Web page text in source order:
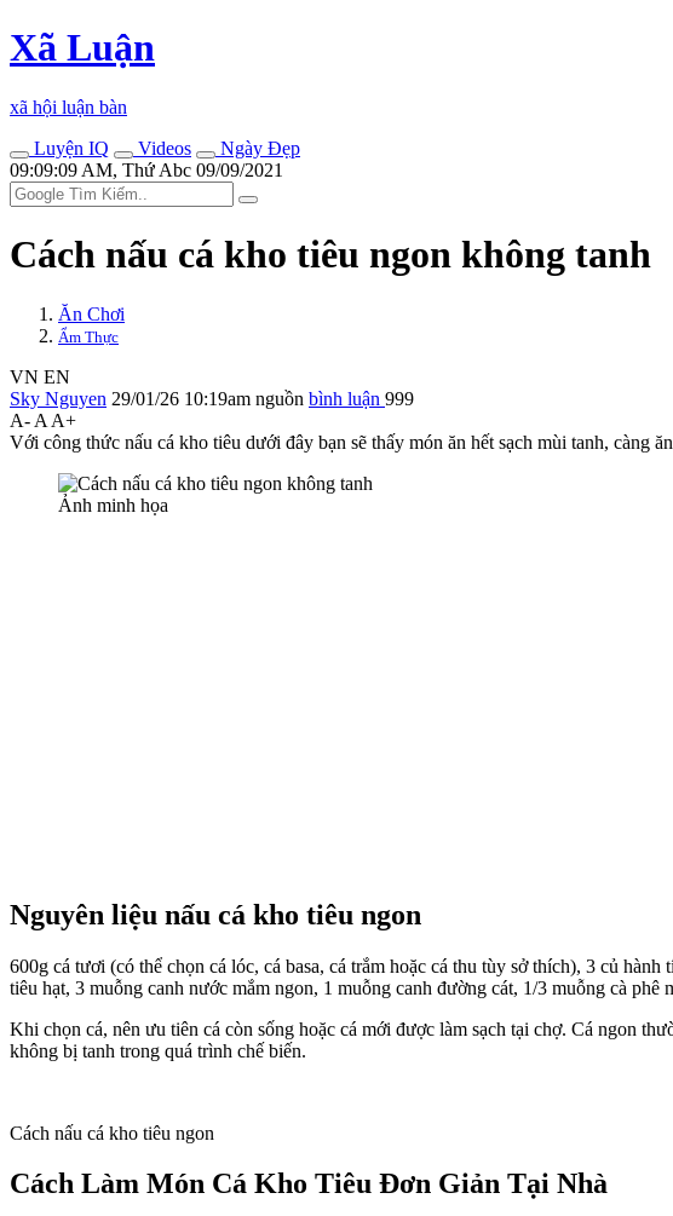
Xã Luận
xã hội luận bàn
Luyện IQ
Videos
Ngày Đẹp
09:09:09 AM, Thứ Abc 09/09/2021
Cách nấu cá kho tiêu ngon không tanh
Ăn Chơi
Ẩm Thực
VN EN
Sky Nguyen 29/01/26 10:19am nguồn bình luận 999
A- A A+
Với công thức nấu cá kho tiêu dưới đây bạn sẽ thấy món ăn hết sạch mùi tanh, càng
Ảnh minh họa
Nguyên liệu nấu cá kho tiêu ngon
600g cá tươi (có thể chọn cá lóc, cá basa, cá trắm hoặc cá thu tùy sở thích), 3 củ
tiêu hạt, 3 muỗng canh nước mắm ngon, 1 muỗng canh đường cát, 1/3 muỗng cà
Khi chọn cá, nên ưu tiên cá còn sống hoặc cá mới được làm sạch tại chợ. Cá ngon
không bị tanh trong quá trình chế biến.
Cách nấu cá kho tiêu ngon
Cách Làm Món Cá Kho Tiêu Đơn Giản Tại Nhà